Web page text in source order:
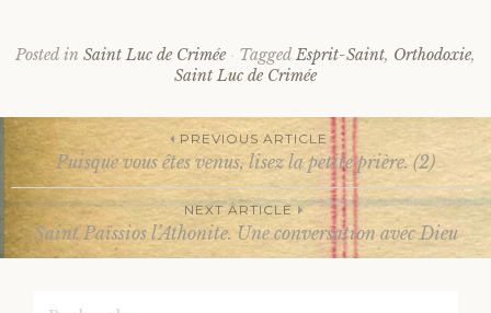
Posted in Saint Luc de Crimée TaggedEsprit-Saint, Orthodoxie,
Saint Luc de Crimée
Post
navigation
PREVIOUS ARTICLE
Puisque vous êtes venus, lisez la petite prière. (2)
NEXT ARTICLE
Saint Païssios l’Athonite. Une conversation avec Dieu